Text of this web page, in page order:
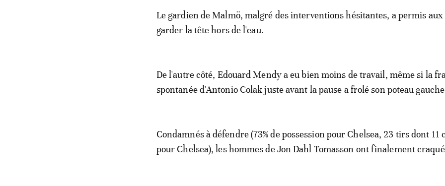
Le gardien de Malmö, malgré des interventions hésitantes, a permis aux
garder la tête hors de l'eau.
De l'autre côté, Edouard Mendy a eu bien moins de travail, même si la
spontanée d'Antonio Colak juste avant la pause a frolé son poteau
Condamnés à défendre (73% de possession pour Chelsea, 23 tirs dont 11
pour Chelsea), les hommes de Jon Dahl Tomasson ont finalement